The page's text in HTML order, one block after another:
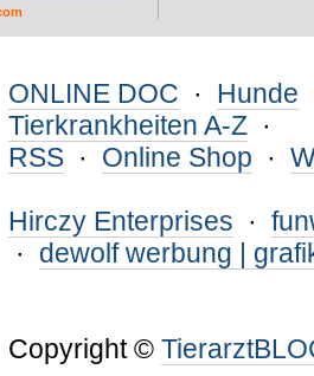
ONLINE DOC · Hunde
Tierkrankheiten A-Z ·
RSS · Online Shop ·
Hirczy Enterprises ·
· dewolf werbung |
Copyright ©